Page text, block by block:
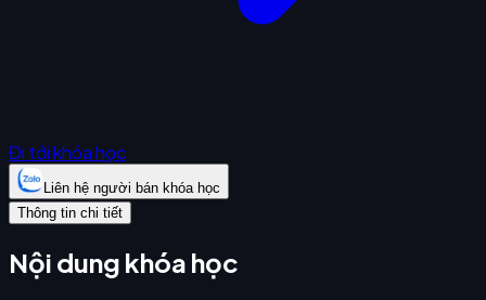
Đi tới khóa học
Liên hệ người bán khóa học
Thông tin chi tiết
Nội dung khóa học